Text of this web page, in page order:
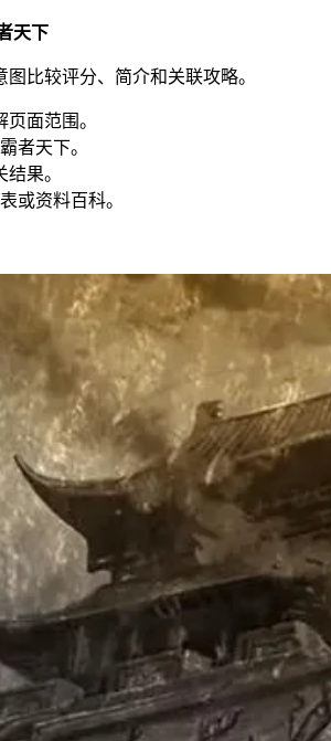
天下
比较评分、简介和关联攻略。
面范围。
者天下。
果。
或资料百科。